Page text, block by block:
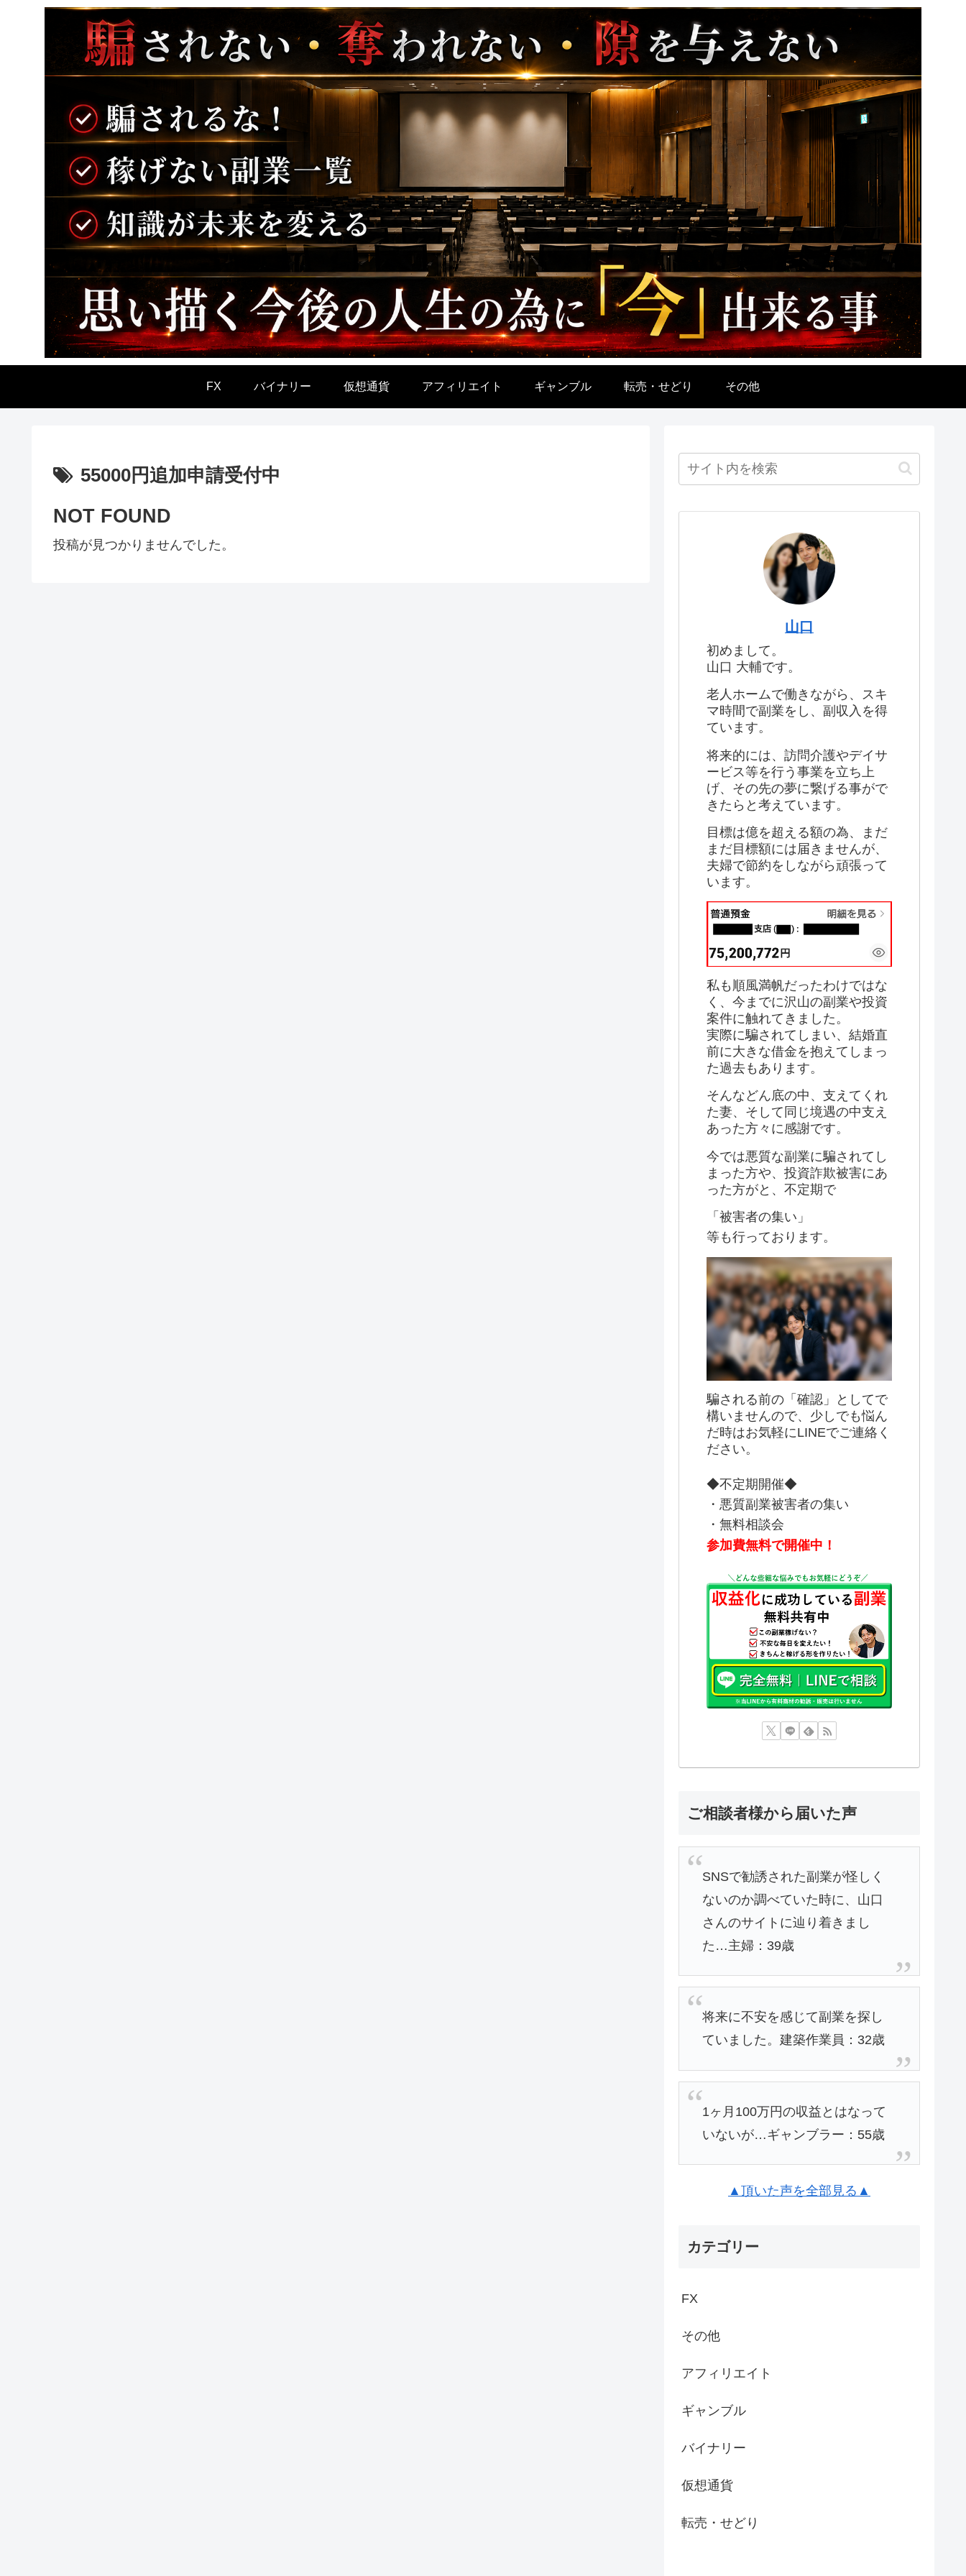
FX バイナリー 仮想通貨 アフィリエイト ギャンブル 転売・せどり その他
55000円追加申請受付中
NOT FOUND
投稿が見つかりませんでした。
山口
初めまして。
山口 大輔です。
老人ホームで働きながら、スキ
マ時間で副業をし、副収入を得
ています。
将来的には、訪問介護やデイサ
ービス等を行う事業を立ち上
げ、その先の夢に繋げる事がで
きたらと考えています。
目標は億を超える額の為、まだ
まだ目標額には届きませんが、
夫婦で節約をしながら頑張って
います。
私も順風満帆だったわけではな
く、今までに沢山の副業や投資
案件に触れてきました。
実際に騙されてしまい、結婚直
前に大きな借金を抱えてしまっ
た過去もあります。
そんなどん底の中、支えてくれ
た妻、そして同じ境遇の中支え
あった方々に感謝です。
今では悪質な副業に騙されてし
まった方や、投資詐欺被害にあ
った方がと、不定期で
「被害者の集い」
等も行っております。
騙される前の「確認」としてで
構いませんので、少しでも悩ん
だ時はお気軽にLINEでご連絡く
ださい。
◆不定期開催◆
・悪質副業被害者の集い
・無料相談会
参加費無料で開催中！
ご相談者様から届いた声
SNSで勧誘された副業が怪しく
ないのか調べていた時に、山口
さんのサイトに辿り着きまし
た…主婦：39歳
将来に不安を感じて副業を探し
ていました。建築作業員：32歳
1ヶ月100万円の収益とはなって
いないが…ギャンブラー：55歳
▲頂いた声を全部見る▲
カテゴリー
FX
その他
アフィリエイト
ギャンブル
バイナリー
仮想通貨
転売・せどり